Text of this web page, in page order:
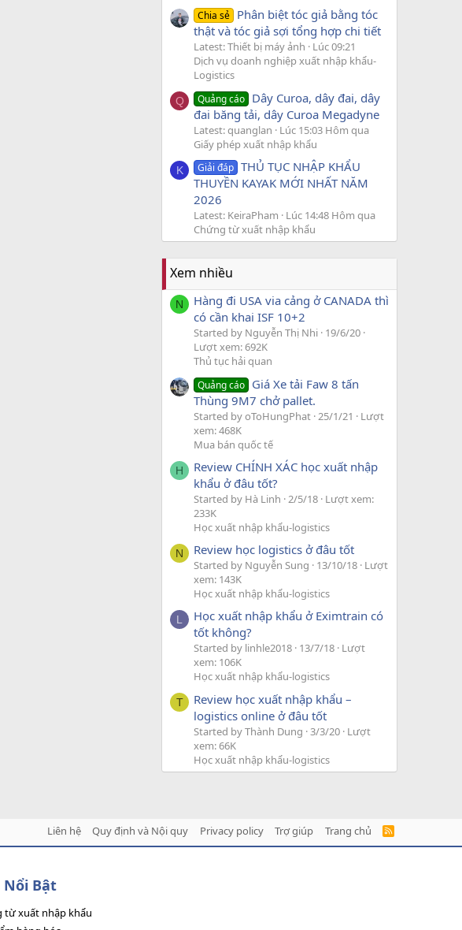
Chia sẻ Phân biệt tóc giả bằng tóc
thật và tóc giả sợi tổng hợp chi tiết
Latest: Thiết bị máy ảnh
Lúc 09:21
Dịch vụ doanh nghiệp xuất nhập khẩu-
Logistics
Q Quảng cáo Dây Curoa, dây đai, dây
đai băng tải, dây Curoa Megadyne
Latest: quanglan
Lúc 15:03 Hôm qua
Giấy phép xuất nhập khẩu
K Giải đáp THỦ TỤC NHẬP KHẨU
THUYỀN KAYAK MỚI NHẤT NĂM
2026
Latest: KeiraPham
Lúc 14:48 Hôm qua
Chứng từ xuất nhập khẩu
Xem nhiều
N
Hàng đi USA via cảng ở CANADA thì
có cần khai ISF 10+2
Started by Nguyễn Thị Nhi 19/6/20
Lượt xem: 692K
Thủ tục hải quan
Quảng cáo Giá Xe tải Faw 8 tấn
Thùng 9M7 chở pallet.
Started by oToHungPhat 25/1/21
Lượt
xem: 468K
Mua bán quốc tế
H
Review CHÍNH XÁC học xuất nhập
khẩu ở đâu tốt?
Started by Hà Linh 2/5/18 Lượt xem:
233K
Học xuất nhập khẩu-logistics
N Review học logistics ở đâu tốt
Started by Nguyễn Sung 13/10/18 Lượt
xem: 143K
Học xuất nhập khẩu-logistics
L
Học xuất nhập khẩu ở Eximtrain có
tốt không?
Started by linhle2018 13/7/18 Lượt
xem: 106K
Học xuất nhập khẩu-logistics
T
Review học xuất nhập khẩu –
logistics online ở đâu tốt
Started by Thành Dung 3/3/20 Lượt
xem: 66K
Học xuất nhập khẩu-logistics
Liên hệ Quy định và Nội quy Privacy policy Trợ giúp Trang chủ
R
Nổi Bật
từ xuất nhập khẩu